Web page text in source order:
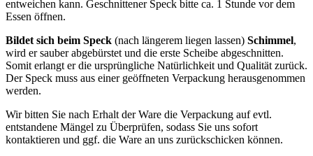
entweichen kann. Geschnittener Speck bitte ca. 1 Stunde vor dem
Essen öffnen.
Bildet sich beim Speck (nach längerem liegen lassen) Schimmel,
wird er sauber abgebürstet und die erste Scheibe abgeschnitten.
Somit erlangt er die ursprüngliche Natürlichkeit und Qualität zurück.
Der Speck muss aus einer geöffneten Verpackung herausgenommen
werden.
Wir bitten Sie nach Erhalt der Ware die Verpackung auf evtl.
entstandene Mängel zu Überprüfen, sodass Sie uns sofort
kontaktieren und ggf. die Ware an uns zurückschicken können.